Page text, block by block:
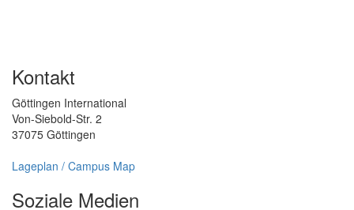
Kontakt
Göttingen International
Von-Siebold-Str. 2
37075 Göttingen
Lageplan / Campus Map
Soziale Medien